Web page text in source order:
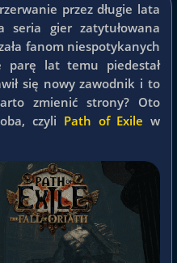
przez długie lata
seria gier zatytułowana
fanom niespotykanych
parę lat temu piedestał
się nowy zawodnik i to
zmienić strony? Oto
czyli Path of Exile w